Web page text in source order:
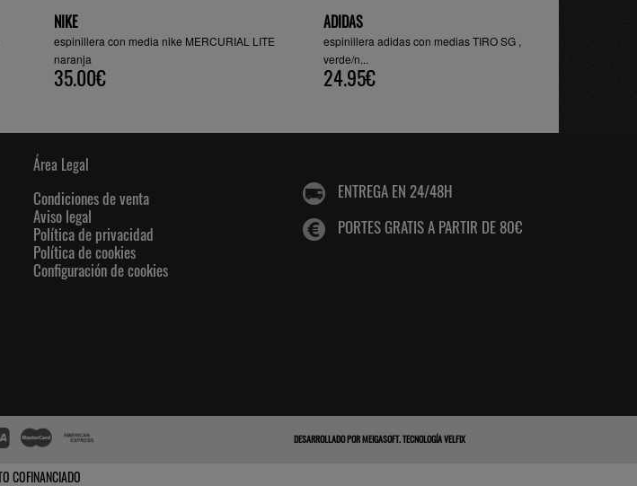
NIKE
espinillera con media nike MERCURIAL LITE
naranja
35.00€
ADIDAS
espinillera adidas con medias TIRO SG ,
verde/n...
24.95€
Área Legal
Condiciones de venta
Aviso legal
Política de privacidad
Política de cookies
Configuración de cookies
ENTREGA EN 24/48H
PORTES GRATIS A PARTIR DE 80€
DESARROLLADO PORMEIGASOFT.TECNOLOGÍA VELFIX
COFINANCIADO